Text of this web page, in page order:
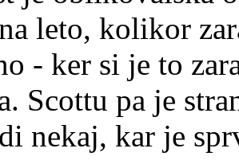
leto, kolikor
- ker si je to
Scottu pa je
nekaj, kar je